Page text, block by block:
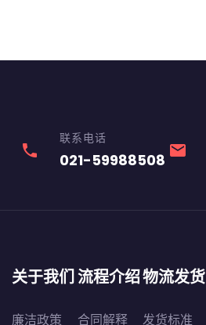
phone
联系电话
021-59988508 email
关于我们
廉洁政策
流程介绍
合同解释
物流发货
发货标准